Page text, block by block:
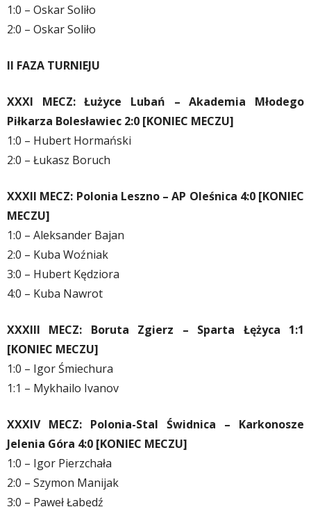
1:0 – Oskar Soliło
2:0 – Oskar Soliło
II FAZA TURNIEJU
XXXI MECZ: Łużyce Lubań – Akademia Młodego
Piłkarza Bolesławiec 2:0 [KONIEC MECZU]
1:0 – Hubert Hormański
2:0 – Łukasz Boruch
XXXII MECZ: Polonia Leszno – AP Oleśnica 4:0 [KONIEC
MECZU]
1:0 – Aleksander Bajan
2:0 – Kuba Woźniak
3:0 – Hubert Kędziora
4:0 – Kuba Nawrot
XXXIII MECZ: Boruta Zgierz – Sparta Łężyca 1:1
[KONIEC MECZU]
1:0 – Igor Śmiechura
1:1 – Mykhailo Ivanov
XXXIV MECZ: Polonia-Stal Świdnica – Karkonosze
Jelenia Góra 4:0 [KONIEC MECZU]
1:0 – Igor Pierzchała
2:0 – Szymon Manijak
3:0 – Paweł Łabędź